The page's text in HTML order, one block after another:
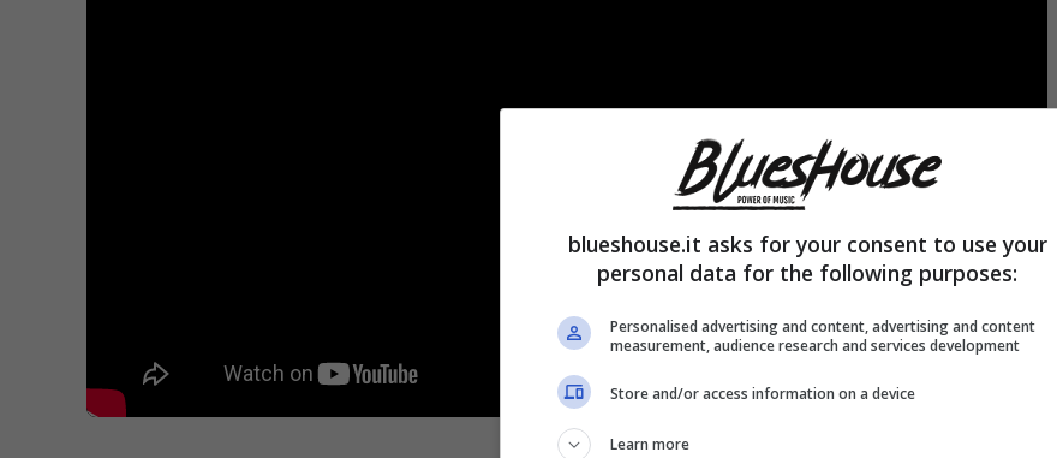
blueshouse.it asks for your consent to use your
personal data for the following purposes:
Personalised advertising and content, advertising and content
measurement, audience research and services development
Store and/or access information on a device
Learn more